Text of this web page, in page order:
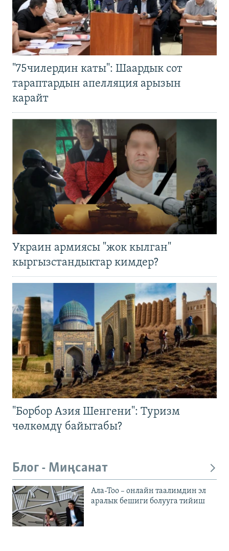
"75чилердин каты": Шаардык сот
тараптардын апелляция арызын
карайт
Украин армиясы "жок кылган"
кыргызстандыктар кимдер?
"Борбор Азия Шенгени": Туризм
чөлкөмдү байытабы?
Блог - Миңсанат
Ала-Тоо – онлайн таалимдин эл
аралык бешиги болууга тийиш